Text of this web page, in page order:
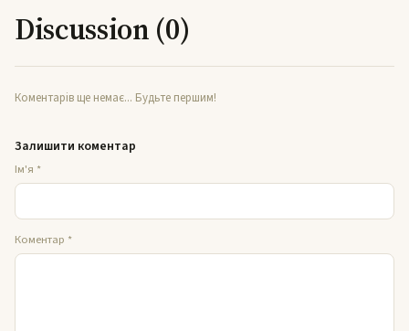
Discussion (0)
Коментарів ще немає... Будьте першим!
Залишити коментар
Ім'я *
Коментар *